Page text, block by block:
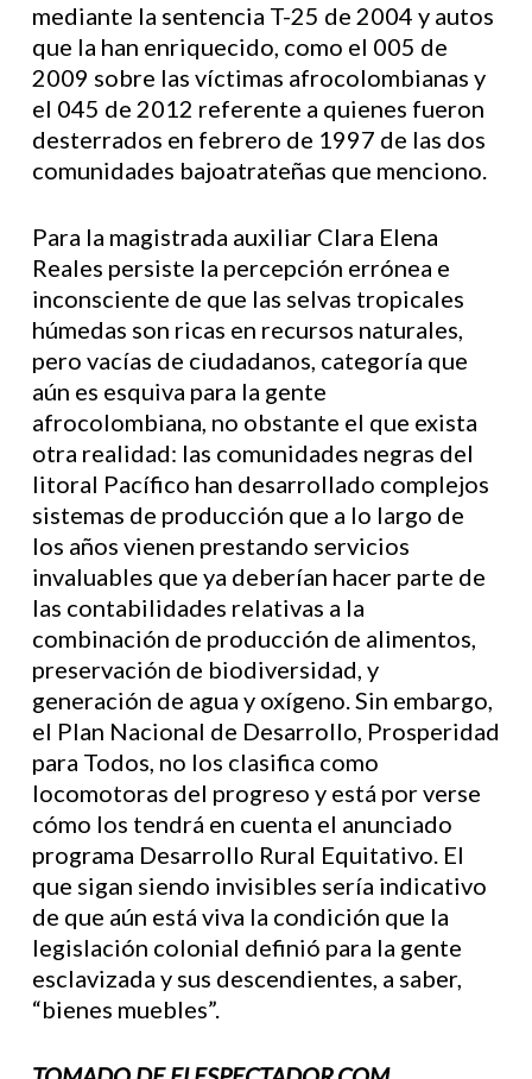
mediante la sentencia T-25 de 2004 y autos
que la han enriquecido, como el 005 de
2009 sobre las víctimas afrocolombianas y
el 045 de 2012 referente a quienes fueron
desterrados en febrero de 1997 de las dos
comunidades bajoatrateñas que menciono.
Para la magistrada auxiliar Clara Elena
Reales persiste la percepción errónea e
inconsciente de que las selvas tropicales
húmedas son ricas en recursos naturales,
pero vacías de ciudadanos, categoría que
aún es esquiva para la gente
afrocolombiana, no obstante el que exista
otra realidad: las comunidades negras del
litoral Pacífico han desarrollado complejos
sistemas de producción que a lo largo de
los años vienen prestando servicios
invaluables que ya deberían hacer parte de
las contabilidades relativas a la
combinación de producción de alimentos,
preservación de biodiversidad, y
generación de agua y oxígeno. Sin embargo,
el Plan Nacional de Desarrollo, Prosperidad
para Todos, no los clasifica como
locomotoras del progreso y está por verse
cómo los tendrá en cuenta el anunciado
programa Desarrollo Rural Equitativo. El
que sigan siendo invisibles sería indicativo
de que aún está viva la condición que la
legislación colonial definió para la gente
esclavizada y sus descendientes, a saber,
“bienes muebles”.